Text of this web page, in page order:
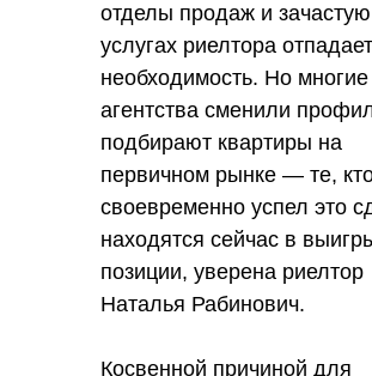
отделы продаж и
услугах риелтора отпадает
необходимость. Но многие
агентства сменили
подбирают квартиры на
первичном рынке — те,
своевременно успел это
находятся сейчас в
позиции, уверена риелтор
Наталья Рабинович.
Косвенной причиной для